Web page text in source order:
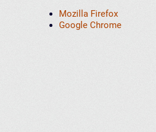
Mozilla Firefox
Google Chrome